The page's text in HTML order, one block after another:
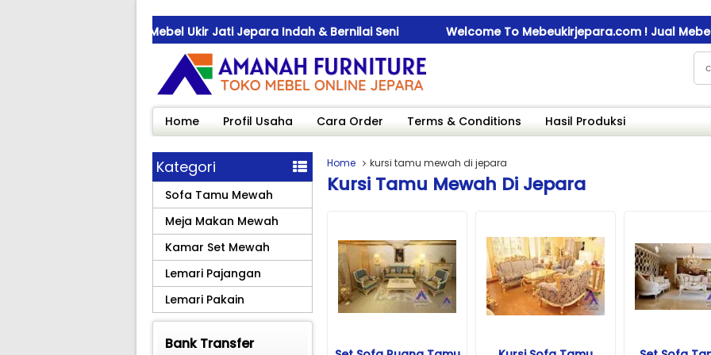
! Jual Mebel Ukir Jati Jepara Indah & Bernilai Seni Welcome To Mebeukirjepara.com ! Jual Mebel
! Jual Mebel Ukir Jati Jepara Indah & Bernilai Seni Welcome To Mebeukirjepara.com ! Jual Mebel
! Jual Mebel Ukir Jati Jepara Indah & Bernilai Seni
Home
Profil Usaha Cara Order Terms & Conditions Hasil Produksi
Home kursi tamu mewah di jepara
Kursi Tamu Mewah Di Jepara
Kategori
Sofa Tamu Mewah
Meja Makan Mewah
Kamar Set Mewah
Lemari Pajangan
Lemari Pakain
Bank Transfer